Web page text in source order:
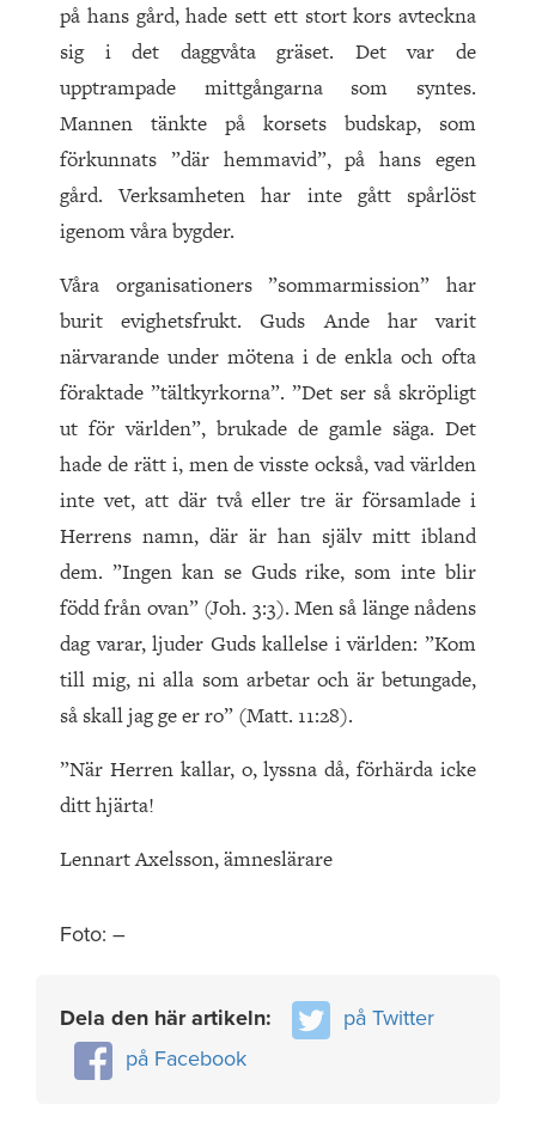
på hans gård, hade sett ett stort kors avteckna
sig i det daggvåta gräset. Det var de
upptrampade mittgångarna som syntes.
Mannen tänkte på korsets budskap, som
förkunnats ”där hemmavid”, på hans egen
gård. Verksamheten har inte gått spårlöst
igenom våra bygder.
Våra organisationers ”sommarmission” har
burit evighetsfrukt. Guds Ande har varit
närvarande under mötena i de enkla och ofta
föraktade ”tältkyrkorna”. ”Det ser så skröpligt
ut för världen”, brukade de gamle säga. Det
hade de rätt i, men de visste också, vad världen
inte vet, att där två eller tre är församlade i
Herrens namn, där är han själv mitt ibland
dem. ”Ingen kan se Guds rike, som inte blir
född från ovan” (Joh. 3:3). Men så länge nådens
dag varar, ljuder Guds kallelse i världen: ”Kom
till mig, ni alla som arbetar och är betungade,
så skall jag ge er ro” (Matt. 11:28).
”När Herren kallar, o, lyssna då, förhärda icke
ditt hjärta!
Lennart Axelsson, ämneslärare
Foto: –
Dela den här artikeln:
på Twitter
på Facebook